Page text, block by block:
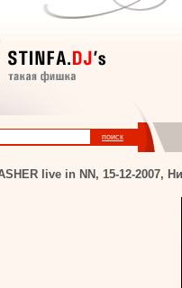
live in NN, 15-12-2007,